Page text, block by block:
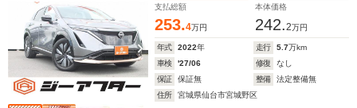
支払総額
253.4万円
本体価格
242.2万円
年式 2022年 走行 5.7万km
車検
'27/06 修復
なし
保証
保証無 整備
法定整備無
住所
宮城県仙台市宮城野区